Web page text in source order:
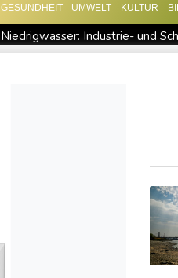
GESUNDHEIT UMWELT KULTUR
Niedrigwasser: Industrie- und